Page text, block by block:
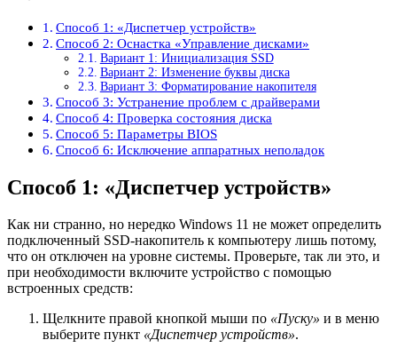
Способ 1: «Диспетчер устройств»
Способ 2: Оснастка «Управление дисками»
Вариант 1: Инициализация SSD
Вариант 2: Изменение буквы диска
Вариант 3: Форматирование накопителя
Способ 3: Устранение проблем с драйверами
Способ 4: Проверка состояния диска
Способ 5: Параметры BIOS
Способ 6: Исключение аппаратных неполадок
Способ 1: «Диспетчер устройств»
Как ни странно, но нередко Windows 11 не может определить
подключенный SSD-накопитель к компьютеру лишь потому,
что он отключен на уровне системы. Проверьте, так ли это, и
при необходимости включите устройство с помощью
встроенных средств:
Щелкните правой кнопкой мыши по «Пуску» и в меню
выберите пункт «Диспетчер устройств».